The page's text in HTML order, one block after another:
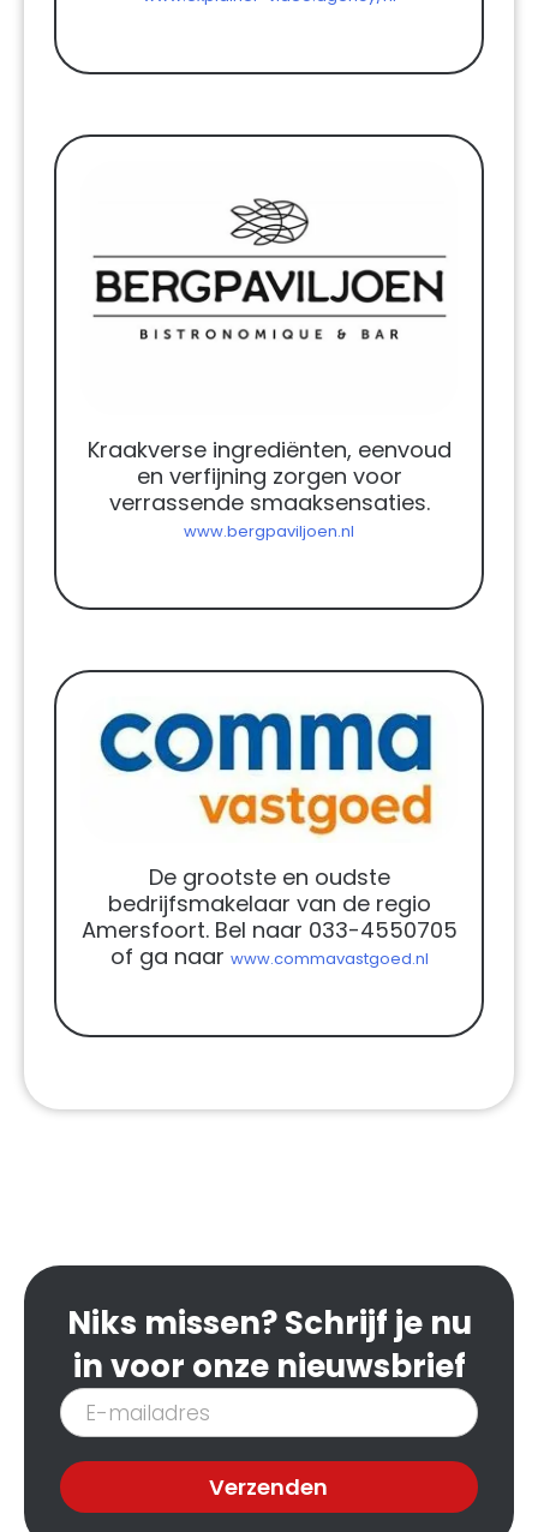
Kraakverse ingrediënten, eenvoud
en verfijning zorgen voor
verrassende smaaksensaties.
www.bergpaviljoen.nl
De grootste en oudste
bedrijfsmakelaar van de regio
Amersfoort. Bel naar 033-4550705
of ga naar www.commavastgoed.nl
Niks missen? Schrijf je nu
in voor onze nieuwsbrief
Inschrijven
nieuwsbrief
Verzenden